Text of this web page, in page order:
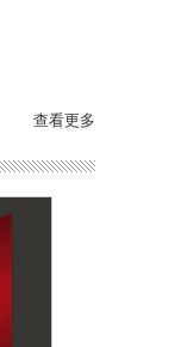
查看更多